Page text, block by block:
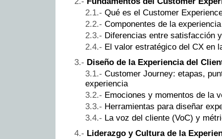
Qué es el Customer
Componentes de la
Diferencias entre satisfacción
El valor estratégico del CX en
Diseño de la Experiencia del
Customer Journey: etapas,
experiencia
Emociones y momentos de la
Herramientas para diseñar
La voz del cliente (VoC) y
Liderazgo y Cultura de la